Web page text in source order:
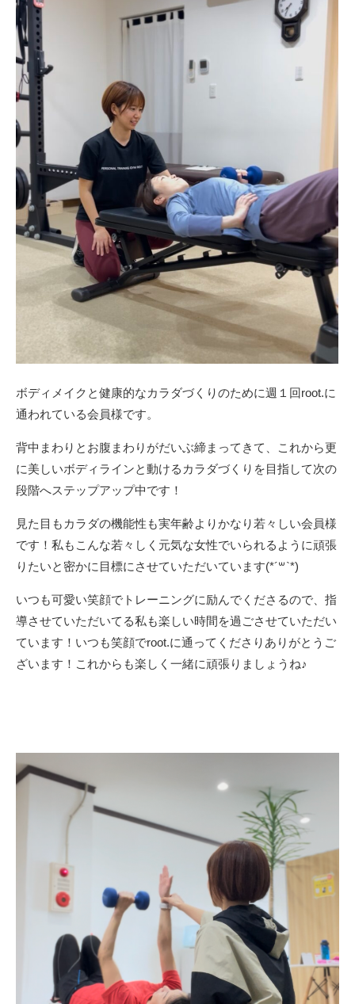
ボディメイクと健康的なカラダづくりのために週１回root.に
通われている会員様です。
背中まわりとお腹まわりがだいぶ締まってきて、これから更
に美しいボディラインと動けるカラダづくりを目指して次の
段階へステップアップ中です！
見た目もカラダの機能性も実年齢よりかなり若々しい会員様
です！私もこんな若々しく元気な女性でいられるように頑張
りたいと密かに目標にさせていただいています(*´꒳`*)
いつも可愛い笑顔でトレーニングに励んでくださるので、指
導させていただいてる私も楽しい時間を過ごさせていただい
ています！いつも笑顔でroot.に通ってくださりありがとうご
ざいます！これからも楽しく一緒に頑張りましょうね♪